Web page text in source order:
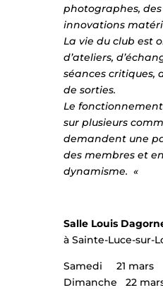
photographes,
innovations
La vie du club est
d’ateliers,
séances critiques,
de sorties.
Le
sur plusieurs
demandent une
des membres et
dynamisme. «
Salle Louis
à Sainte-Luce-sur-
Samedi 21 mars
Dimanche 22